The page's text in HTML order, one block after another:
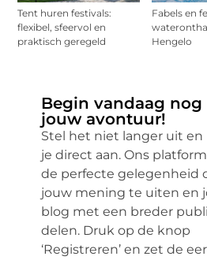
Tent huren festivals:
flexibel, sfeervol en
praktisch geregeld
Fabels en
Hengelo
Begin vandaag nog
jouw avontuur!
Stel het niet langer uit en
je direct aan. Ons
de perfecte gelegenheid
jouw mening te uiten en
blog met een breder
delen. Druk op de knop
‘Registreren’ en zet de